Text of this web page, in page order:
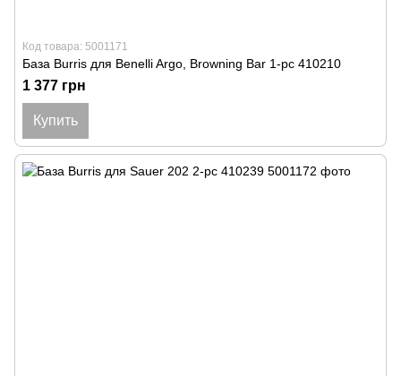
Код товара: 5001171
База Burris для Benelli Argo, Browning Bar 1-pc 410210
1 377 грн
Купить